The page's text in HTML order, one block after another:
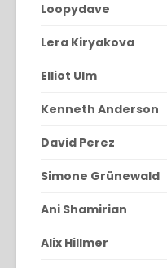
Loopydave
Lera Kiryakova
Elliot Ulm
Kenneth Anderson
David Perez
Simone Grünewald
Ani Shamirian
Alix Hillmer